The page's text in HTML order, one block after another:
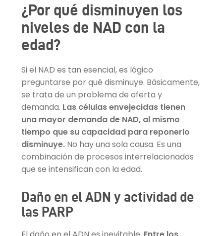
¿Por qué disminuyen los
niveles de NAD con la
edad?
Si el NAD es tan esencial, es lógico
preguntarse por qué disminuye. Básicamente,
se trata de un problema de oferta y
demanda. Las células envejecidas tienen
una mayor demanda de NAD, al mismo
tiempo que su capacidad para reponerlo
disminuye.No hay una sola causa. Es una
combinación de procesos interrelacionados
que se intensifican con la edad.
Daño en el ADN y actividad de
las PARP